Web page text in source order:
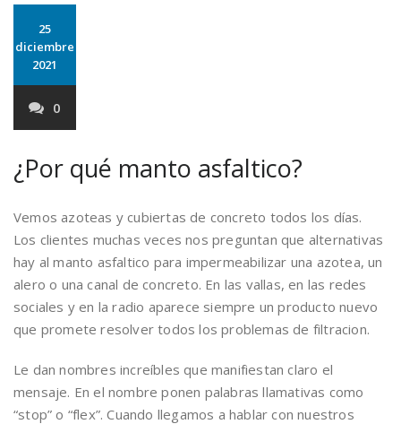
25
diciembre
2021
0
¿Por qué manto asfaltico?
Vemos azoteas y cubiertas de concreto todos los días.
Los clientes muchas veces nos preguntan que alternativas
hay al manto asfaltico para impermeabilizar una azotea, un
alero o una canal de concreto. En las vallas, en las redes
sociales y en la radio aparece siempre un producto nuevo
que promete resolver todos los problemas de filtracion.
Le dan nombres increíbles que manifiestan claro el
mensaje. En el nombre ponen palabras llamativas como
“stop” o “flex”. Cuando llegamos a hablar con nuestros